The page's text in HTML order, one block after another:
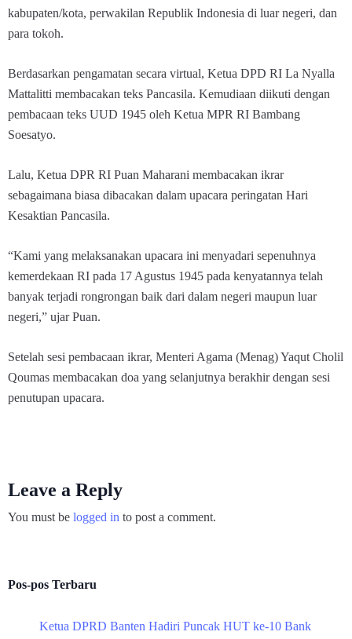
kabupaten/kota, perwakilan Republik Indonesia di luar negeri, dan
para tokoh.
Berdasarkan pengamatan secara virtual, Ketua DPD RI La Nyalla
Mattalitti membacakan teks Pancasila. Kemudiaan diikuti dengan
pembacaan teks UUD 1945 oleh Ketua MPR RI Bambang
Soesatyo.
Lalu, Ketua DPR RI Puan Maharani membacakan ikrar
sebagaimana biasa dibacakan dalam upacara peringatan Hari
Kesaktian Pancasila.
“Kami yang melaksanakan upacara ini menyadari sepenuhnya
kemerdekaan RI pada 17 Agustus 1945 pada kenyatannya telah
banyak terjadi rongrongan baik dari dalam negeri maupun luar
negeri,” ujar Puan.
Setelah sesi pembacaan ikrar, Menteri Agama (Menag) Yaqut Cholil
Qoumas membacakan doa yang selanjutnya berakhir dengan sesi
penutupan upacara.
Leave a Reply
You must be logged in to post a comment.
Pos-pos Terbaru
Ketua DPRD Banten Hadiri Puncak HUT ke-10 Bank